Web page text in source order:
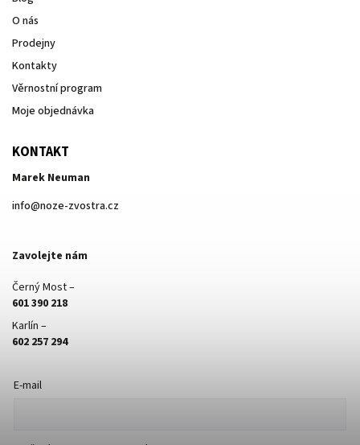
O nás
Prodejny
Kontakty
Věrnostní program
Moje objednávka
KONTAKT
Marek Neuman
info@noze-zvostra.cz
Zavolejte nám
Černý Most –
601 390 218
Karlín –
602 257 294
E-mail